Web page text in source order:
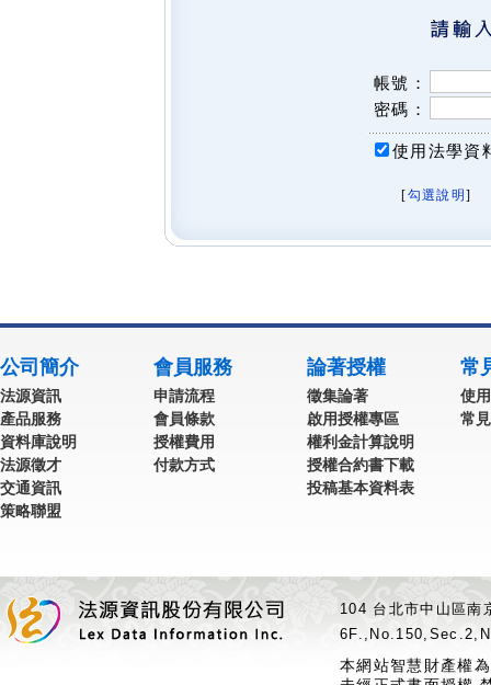
帳號：
密碼：
使用法學資
[勾選說明 ]
公司簡介
法源資訊
產品服務
資料庫說明
法源徵才
交通資訊
策略聯盟
會員服務
申請流程
會員條款
授權費用
付款方式
論著授權
徵集論著
啟用授權專區
權利金計算說明
授權合約書下載
投稿基本資料表
常
使
常
104 台北市中山區
本網站智慧財產權